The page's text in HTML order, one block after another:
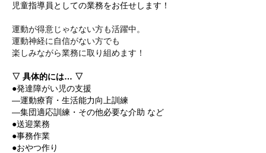
児童指導員としての業務をお任せします！
運動が得意じゃなない方も活躍中。
運動神経に自信がない方でも
楽しみながら業務に取り組めます！
▽ 具体的には… ▽
●発達障がい児の支援
―運動療育・生活能力向上訓練
―集団適応訓練・その他必要な介助 など
●送迎業務
●事務作業
●おやつ作り